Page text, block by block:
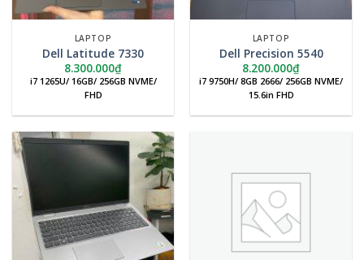
LAPTOP
Dell Latitude 7330
8.300.000₫
i7 1265U/ 16GB/ 256GB NVME/
FHD
LAPTOP
Dell Precision 5540
8.200.000₫
i7 9750H/ 8GB 2666/ 256GB NVME/
15.6in FHD